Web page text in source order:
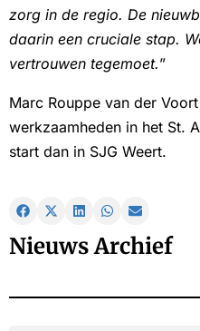
zorg in de regio. De
daarin een cruciale stap.
vertrouwen tegemoet.”
Marc Rouppe van der
werkzaamheden in het St.
start dan in SJG Weert.
Nieuws Archief